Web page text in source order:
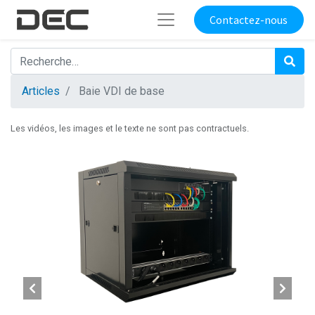
Contactez-nous
Articles Baie VDI de base
Les vidéos, les images et le texte ne sont pas contractuels.